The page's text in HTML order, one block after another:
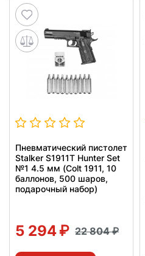
Пневматический пистолет
Stalker S1911T Hunter Set
№1 4.5 мм (Colt 1911, 10
баллонов, 500 шаров,
подарочный набор)
5 294 22 804